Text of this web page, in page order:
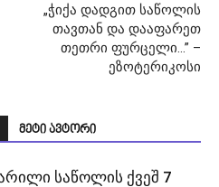
„ჭიქა დადგით საწოლის
თავთან და დააფარეთ
თეთრი ფურცელი…” –
ეზოტერიკოსი
მეტი ავტორი
საწოლის ქვეშ 7